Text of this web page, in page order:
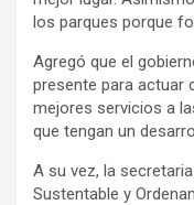
los parques porque
Agregó que el
presente para actuar
mejores servicios a
que tengan un
A su vez, la
Sustentable y